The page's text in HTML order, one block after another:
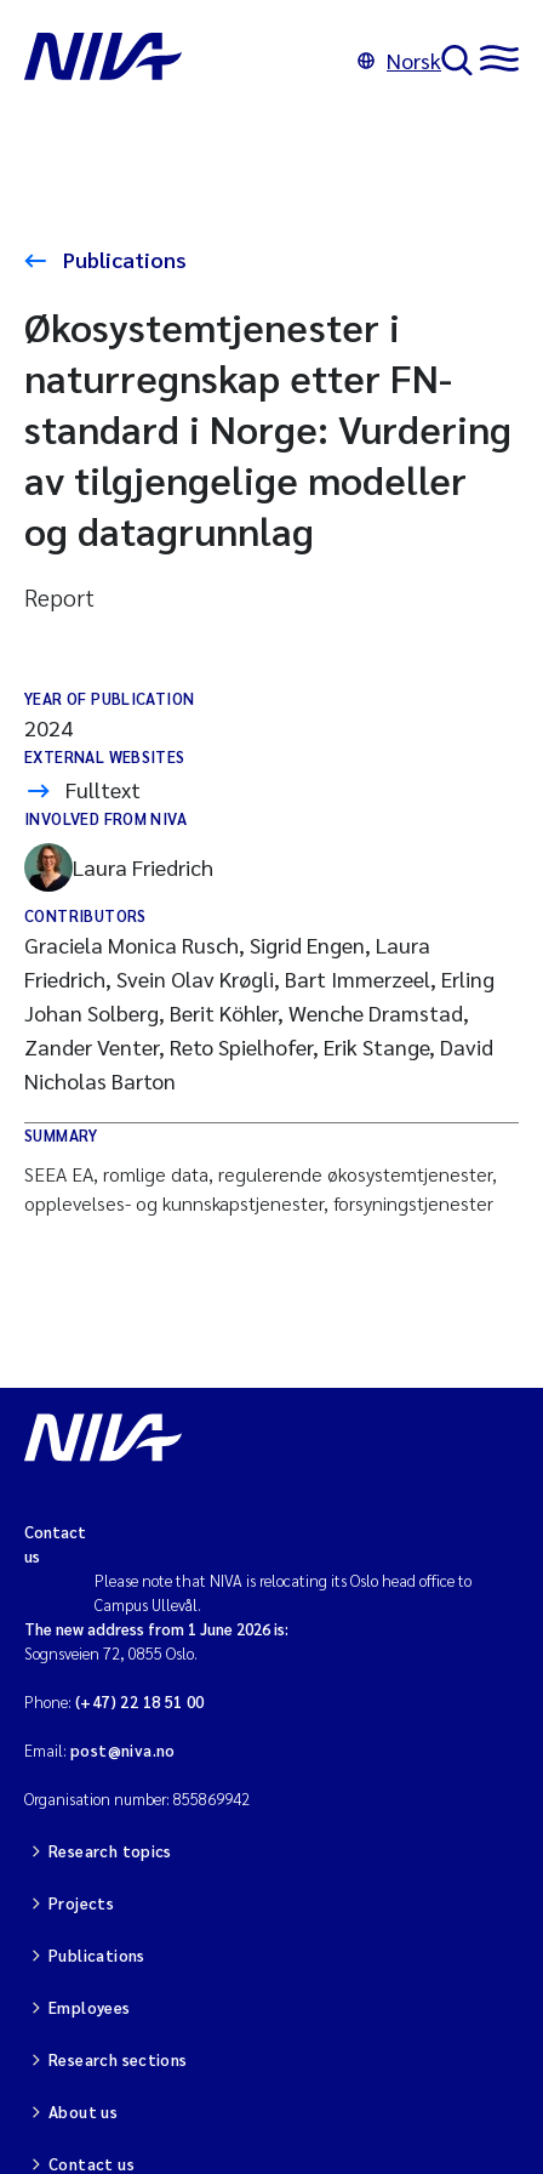
Norsk
Publications
Økosystemtjenester i
naturregnskap etter FN-
standard i Norge: Vurdering
av tilgjengelige modeller
og datagrunnlag
Report
YEAR OF PUBLICATION
2024
EXTERNAL WEBSITES
Fulltext
INVOLVED FROM NIVA
Laura Friedrich
CONTRIBUTORS
Graciela Monica Rusch, Sigrid Engen, Laura
Friedrich, Svein Olav Krøgli, Bart Immerzeel, Erling
Johan Solberg, Berit Köhler, Wenche Dramstad,
Zander Venter, Reto Spielhofer, Erik Stange, David
Nicholas Barton
SUMMARY
SEEA EA, romlige data, regulerende økosystemtjenester,
opplevelses- og kunnskapstjenester, forsyningstjenester
Contact
us
Please note that NIVA is relocating its Oslo head office to
Campus Ullevål.
The new address from 1 June 2026 is:
Sognsveien 72, 0855 Oslo.
Phone: (+47) 22 18 51 00
Email: post@niva.no
Organisation number: 855869942
Research topics
Projects
Publications
Employees
Research sections
About us
Contact us